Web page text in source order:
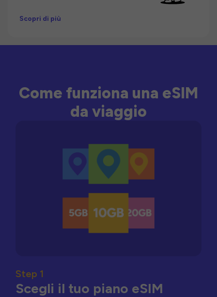
Scopri di più
Come funziona una eSIM
da viaggio
Step 1
Scegli il tuo piano eSIM